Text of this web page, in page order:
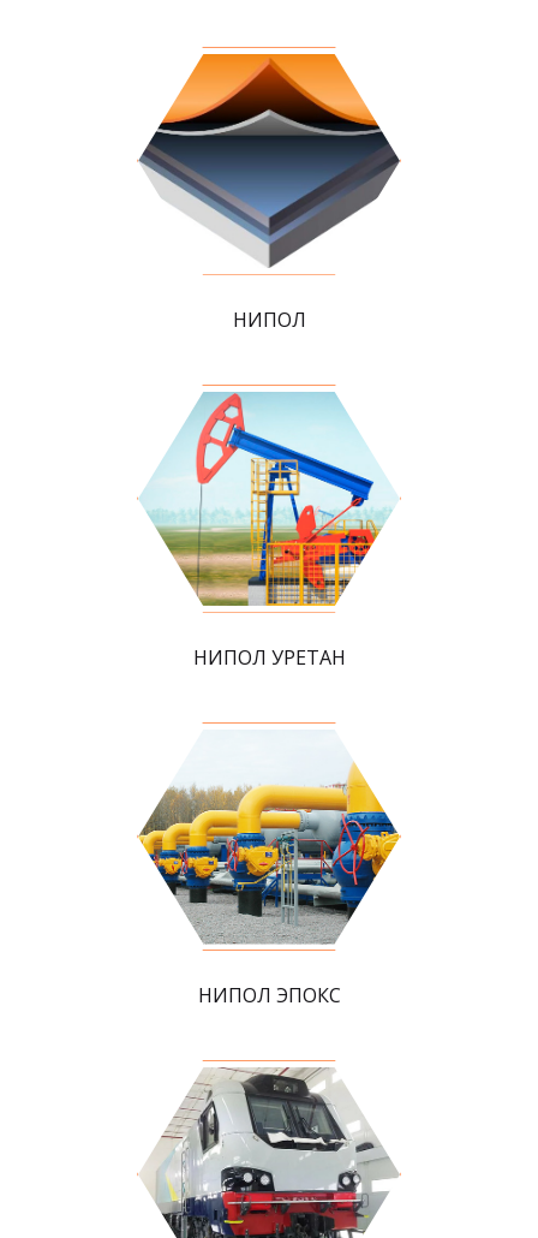
НИПОЛ
НИПОЛ УРЕТАН
НИПОЛ ЭПОКС